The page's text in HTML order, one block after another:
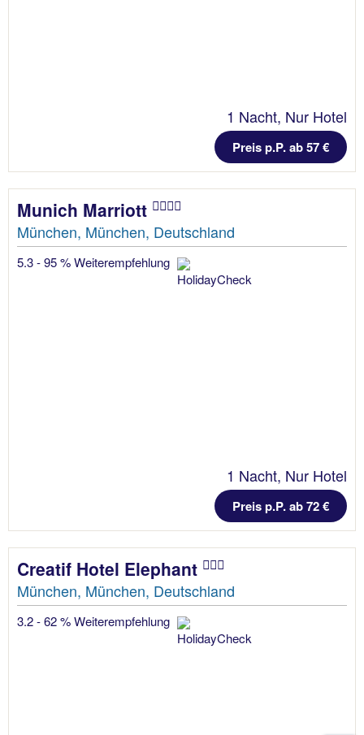
1 Nacht, Nur Hotel
Preis p.P. ab 57 €
Munich Marriott
München, München, Deutschland
5.3 - 95 % Weiterempfehlung
1 Nacht, Nur Hotel
Preis p.P. ab 72 €
Creatif Hotel Elephant
München, München, Deutschland
3.2 - 62 % Weiterempfehlung